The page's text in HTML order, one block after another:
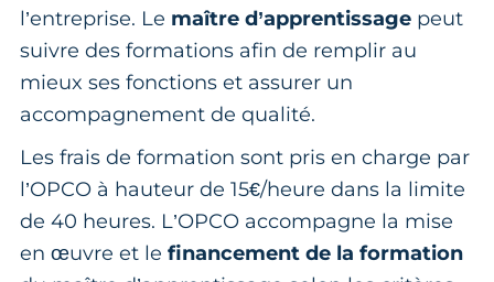
l’entreprise. Le maître d’apprentissage peut
suivre des formations afin de remplir au
mieux ses fonctions et assurer un
accompagnement de qualité.
Les frais de formation sont pris en charge par
l’OPCO à hauteur de 15€/heure dans la limite
de 40 heures. L’OPCO accompagne la mise
en œuvre et le financement de la formation